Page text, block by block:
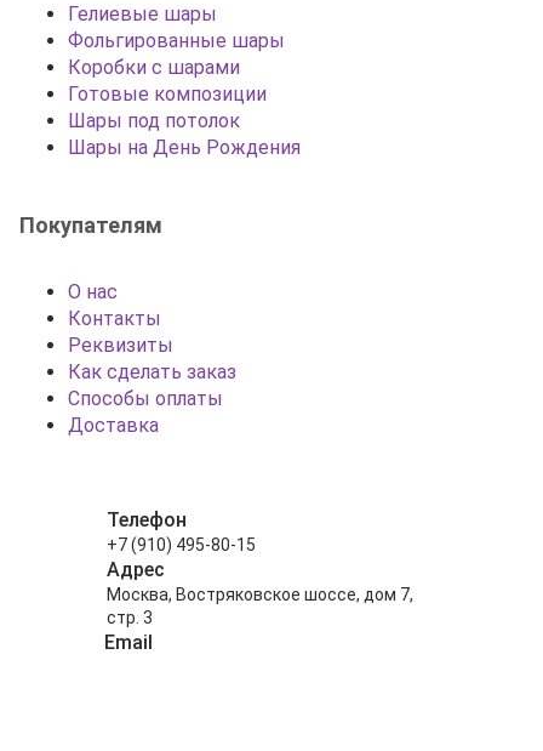
Гелиевые шары
Фольгированные шары
Коробки с шарами
Готовые композиции
Шары под потолок
Шары на День Рождения
Покупателям
О нас
Контакты
Реквизиты
Как сделать заказ
Способы оплаты
Доставка
Телефон
+7 (910) 495-80-15
Адрес
Москва, Востряковское шоссе, дом 7,
стр. 3
Email